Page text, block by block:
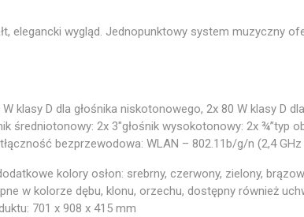
elegancki wygląd. Jednopunktowy system muzyczny
klasy D dla głośnika niskotonowego, 2x 80 W klasy D
średniotonowy: 2x 3″głośnik wysokotonowy: 2x ¾”typ
bezprzewodowa: WLAN – 802.11b/g/n (2,4
kolory osłon: srebrny, czerwony, zielony,
w kolorze dębu, klonu, orzechu, dostępny również
701 x 908 x 415 mm